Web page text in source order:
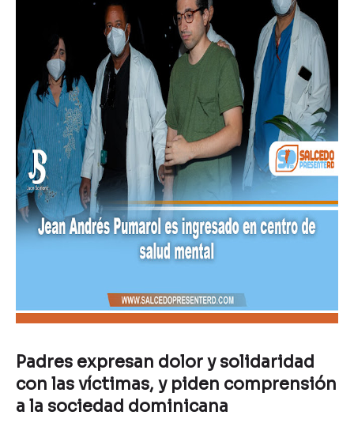
Padres expresan dolor y solidaridad
con las víctimas, y piden comprensión
a la sociedad dominicana